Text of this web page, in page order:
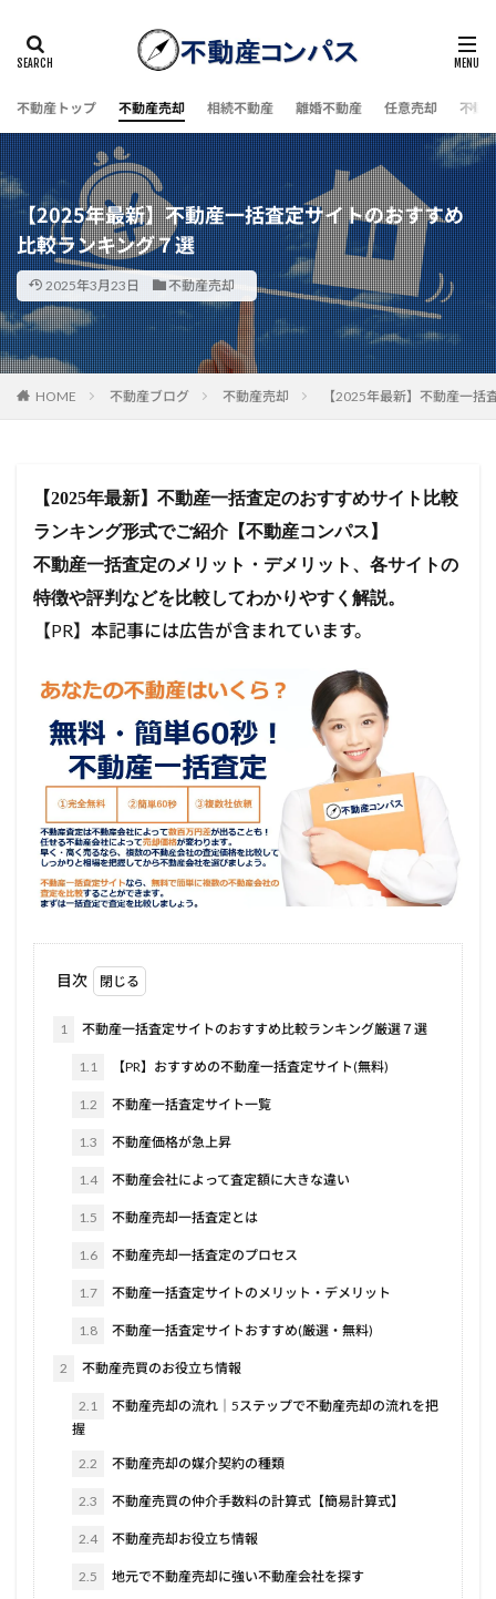
不動産トップ 不動産売却 相続不動産 離婚不動産 任意売却 不動
【2025年最新】不動産一括査定サイトのおすすめ
比較ランキング７選
2025年3月23日 不動産売却
HOME 不動産ブログ 不動産売却 【2025年最新】不動産一
【2025年最新】不動産一括査定のおすすめサイト比較
ランキング形式でご紹介【不動産コンパス】
不動産一括査定のメリット・デメリット、各サイトの
特徴や評判などを比較してわかりやすく解説。
【PR】本記事には広告が含まれています。
目次
1 不動産一括査定サイトのおすすめ比較ランキング厳選７選
1.1 【PR】おすすめの不動産一括査定サイト(無料)
1.2 不動産一括査定サイト一覧
1.3 不動産価格が急上昇
1.4 不動産会社によって査定額に大きな違い
1.5 不動産売却一括査定とは
1.6 不動産売却一括査定のプロセス
1.7 不動産一括査定サイトのメリット・デメリット
1.8 不動産一括査定サイトおすすめ(厳選・無料)
2 不動産売買のお役立ち情報
2.1
不動産売却の流れ｜5ステップで不動産売却の流れを把
握
2.2 不動産売却の媒介契約の種類
2.3 不動産売買の仲介手数料の計算式【簡易計算式】
2.4 不動産売却お役立ち情報
2.5 地元で不動産売却に強い不動産会社を探す